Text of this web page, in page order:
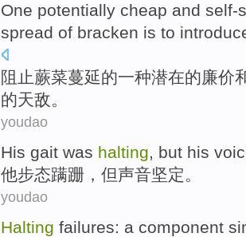
One potentially cheap and self-
spread of bracken is to
阻止蕨菜蔓延的一种潜在的廉价
的天敌。
youdao
His gait was halting, but his
他步态蹒跚 ， 但声音坚定。
youdao
Halting failures: a component